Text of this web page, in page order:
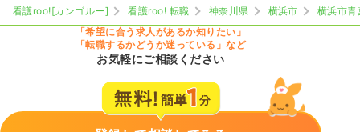
看護roo![カンゴルー] 看護roo! 転職 神奈川県 横浜市
横浜市青
「希望に合う求人があるか知りたい」
「転職するかどうか迷っている」など
お気軽にご相談ください